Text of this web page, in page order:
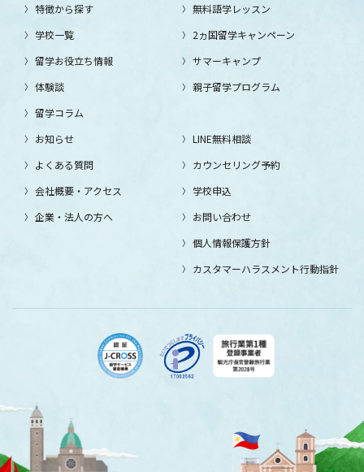
特徴から探す
学校一覧
留学お役立ち情報
体験談
留学コラム
無料語学レッスン
2ヵ国留学キャンペーン
サマーキャンプ
親子留学プログラム
お知らせ
よくある質問
会社概要・アクセス
企業・法人の方へ
LINE無料相談
カウンセリング予約
学校申込
お問い合わせ
個人情報保護方針
カスタマーハラスメント行動指針